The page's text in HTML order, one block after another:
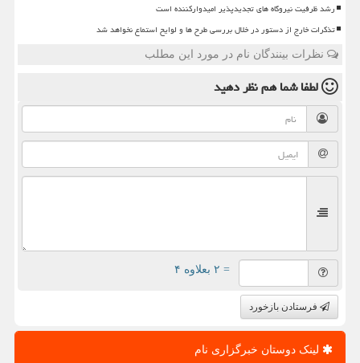
رشد ظرفیت نیروگاه های تجدیدپذیر امیدوارکننده است
تذکرات خارج از دستور در خلال بررسی طرح ها و لوایح استماع نخواهد شد
نظرات بینندگان نام در مورد این مطلب
لطفا شما همنظر دهید
= ۲ بعلاوه ۴
فرستادن بازخورد
لینک دوستان خبرگزاری نام